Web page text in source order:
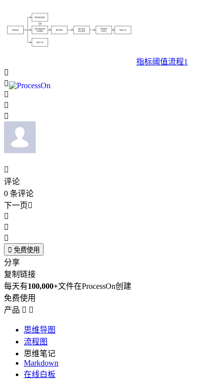
指标阈值流程1






评论
0 条评论
下一页



 免费使用
分享
复制链接
每天有100,000+文件在ProcessOn创建
免费使用
产品  
思维导图
流程图
思维笔记
Markdown
在线白板